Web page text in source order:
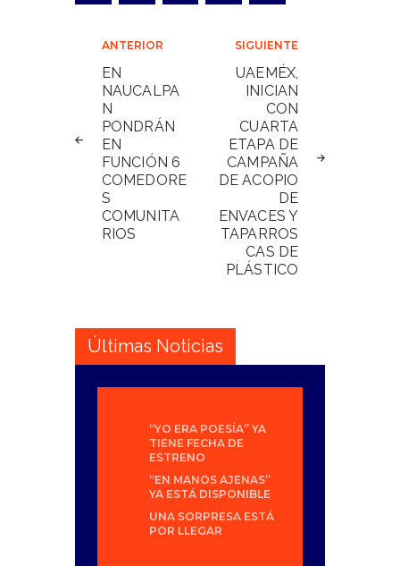
Navegación
de
entradas
ANTERIOR
EN
NAUCALPA
N
PONDRÁN
EN
FUNCIÓN 6
COMEDORE
S
COMUNITA
RIOS
SIGUIENTE
UAEMÉX,
INICIAN
CON
CUARTA
ETAPA DE
CAMPAÑA
DE ACOPIO
DE
ENVACES Y
TAPARROS
CAS DE
PLÁSTICO
Últimas Noticias
“YO ERA POESÍA” YA
TIENE FECHA DE
ESTRENO
“EN MANOS AJENAS”
YA ESTÁ DISPONIBLE
UNA SORPRESA ESTÁ
POR LLEGAR